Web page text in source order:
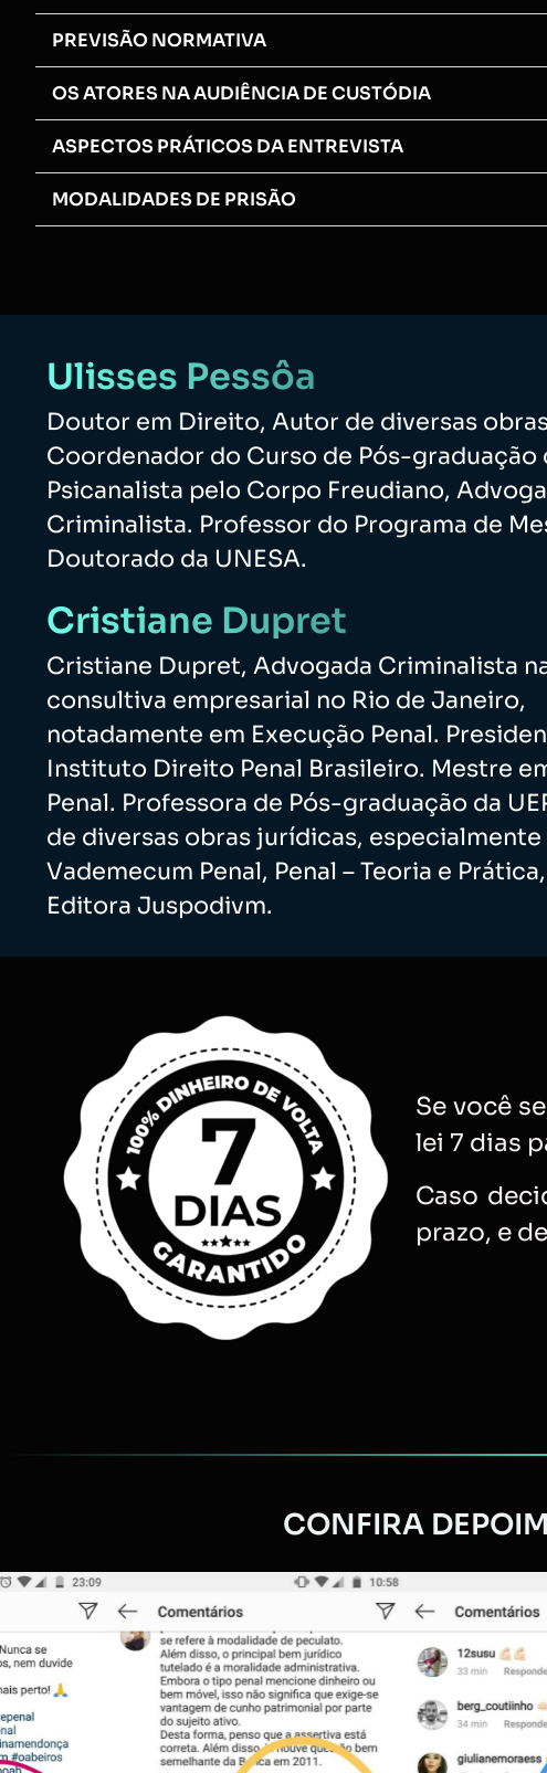
PREVISÃO NORMATIVA
OS ATORES NA AUDIÊNCIA DE CUSTÓDIA
ASPECTOS PRÁTICOS DA ENTREVISTA
MODALIDADES DE PRISÃO
Ulisses Pessôa
Doutor em Direito, Autor de diversas
Coordenador do Curso de Pós-graduação
Psicanalista pelo Corpo Freudiano,
Criminalista. Professor do Programa de
Doutorado da UNESA.
Cristiane Dupret
Cristiane Dupret, Advogada Criminalista
consultiva empresarial no Rio de Janeiro,
notadamente em Execução Penal.
Instituto Direito Penal Brasileiro. Mestre
Penal. Professora de Pós-graduação da
de diversas obras jurídicas, especialmente
Vademecum Penal, Penal – Teoria e
Editora Juspodivm.
Se você
lei 7 dias
Caso
prazo, e
CONFIRA